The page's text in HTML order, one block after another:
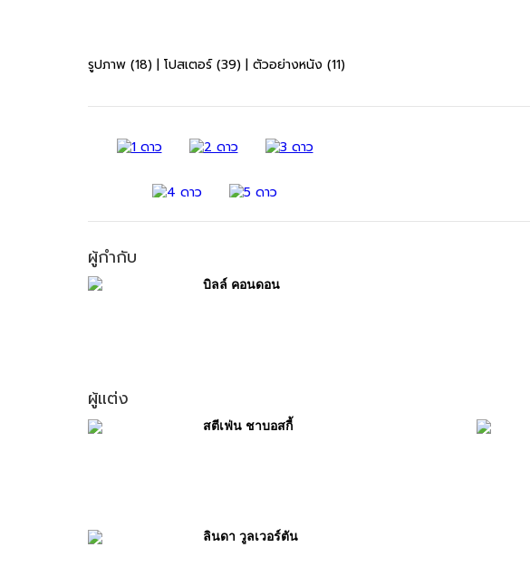
รูปภาพ (18) | โปสเตอร์ (39) | ตัวอย่างหนัง (11)
ผู้กำกับ
บิลล์ คอนดอน
ผู้แต่ง
สตีเฟ่น ชาบอสกี้
ลินดา วูลเวอร์ตัน